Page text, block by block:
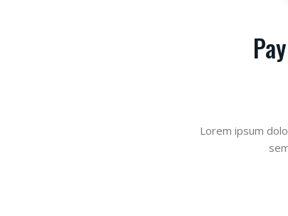
Lorem ipsum